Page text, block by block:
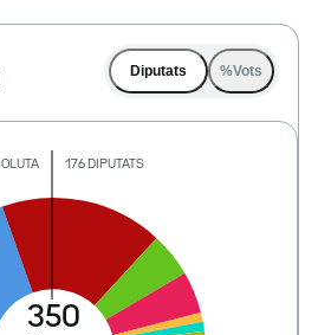
Diputats %Vots